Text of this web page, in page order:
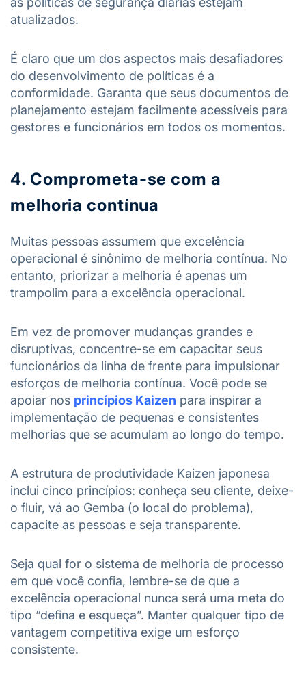
atualizados.
É claro que um dos aspectos mais desafiadores
do desenvolvimento de políticas é a
conformidade. Garanta que seus documentos de
planejamento estejam facilmente acessíveis para
gestores e funcionários em todos os momentos.
4. Comprometa-se com a
melhoria contínua
Muitas pessoas assumem que excelência
operacional é sinônimo de melhoria contínua. No
entanto, priorizar a melhoria é apenas um
trampolim para a excelência operacional.
Em vez de promover mudanças grandes e
disruptivas, concentre-se em capacitar seus
funcionários da linha de frente para impulsionar
esforços de melhoria contínua. Você pode se
apoiar nos princípios Kaizen para inspirar a
implementação de pequenas e consistentes
melhorias que se acumulam ao longo do tempo.
A estrutura de produtividade Kaizen japonesa
inclui cinco princípios: conheça seu cliente, deixe-
o fluir, vá ao Gemba (o local do problema),
capacite as pessoas e seja transparente.
Seja qual for o sistema de melhoria de processo
em que você confia, lembre-se de que a
excelência operacional nunca será uma meta do
tipo “defina e esqueça”. Manter qualquer tipo de
vantagem competitiva exige um esforço
consistente.